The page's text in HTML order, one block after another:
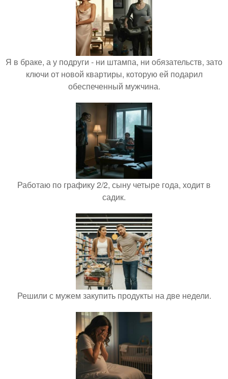
Я в браке, а у подруги - ни штампа, ни обязательств, зато
ключи от новой квартиры, которую ей подарил
обеспеченный мужчина.
Работаю по графику 2/2, сыну четыре года, ходит в
садик.
Решили с мужем закупить продукты на две недели.